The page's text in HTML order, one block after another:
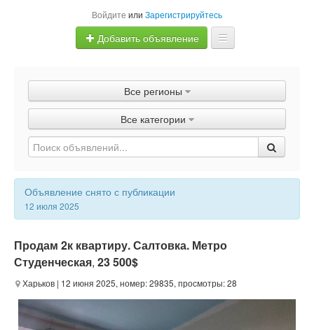
Войдите или Зарегистрируйтесь
Добавить объявление
Объявления
Быстрая продажа
Все регионы
Все категории
Объявление снято с публикации
12 июля 2025
Продам 2к квартиру. Салтовка. Метро
Студенческая, 23 500$
Харьков | 12 июня 2025, номер: 29835, просмотры: 28